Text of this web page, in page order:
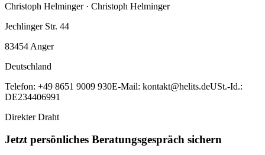
Christoph Helminger · Christoph Helminger
Jechlinger Str. 44
83454 Anger
Deutschland
Telefon: +49 8651 9009 930E-Mail: kontakt@helits.deUSt.-Id.:
DE234406991
Direkter Draht
Jetzt persönliches Beratungsgespräch sichern